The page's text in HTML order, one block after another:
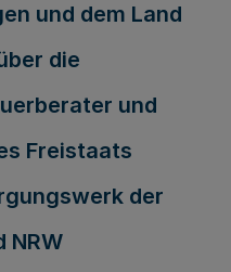
und dem Land
die
und
Freistaats
der
NRW